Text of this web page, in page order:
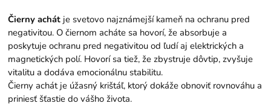
Čierny achát je svetovo najznámejší kameň na ochranu pred
negativitou. O čiernom acháte sa hovorí, že absorbuje a
poskytuje ochranu pred negativitou od ľudí aj elektrických a
magnetických polí. Hovorí sa tiež, že zbystruje dôvtip, zvyšuje
vitalitu a dodáva emocionálnu stabilitu.
Čierny achát je úžasný krištáľ, ktorý dokáže obnoviť rovnováhu a
priniesť šťastie do vášho života.